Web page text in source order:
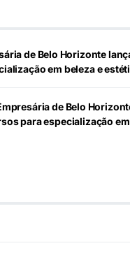
de Belo Horizonte
em beleza e
de Belo
para especialização